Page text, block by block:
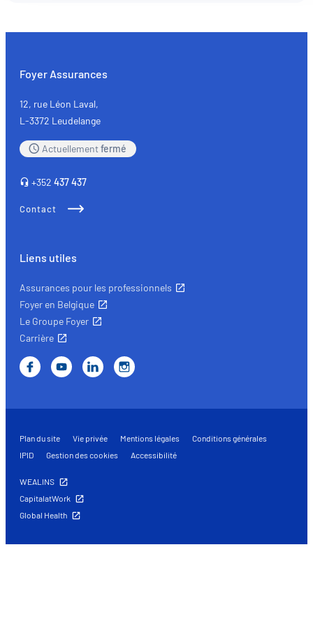
Proposer des offres et services personnalisés et en
sociaux utilisés et vous permettre de visualiser du contenu
Foyer Assurances
12, rue Léon Laval,
L-3372 Leudelange
Actuellementfermé
+352 437 437
Contact
Liens utiles
Assurances pour les professionnels
Foyer en Belgique
Le Groupe Foyer
Carrière
Plan du site Vie privée Mentions légales
Conditions générales
IPID
Gestion des cookies Accessibilité
WEALINS
CapitalatWork
Global Health